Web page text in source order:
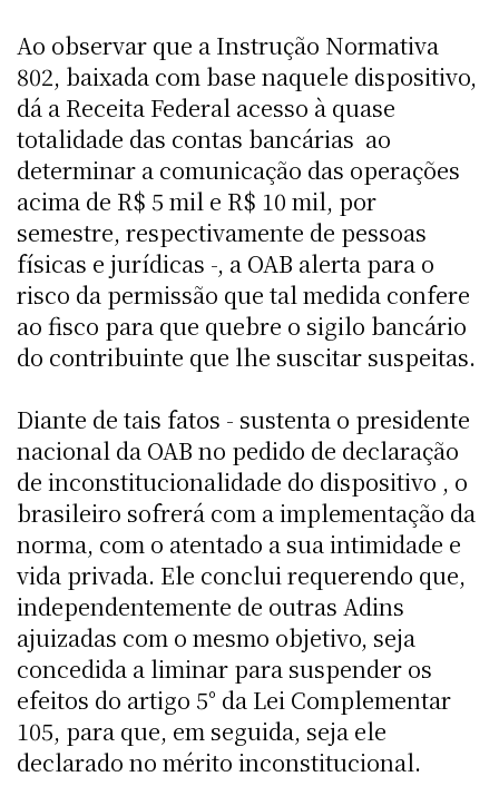
Ao observar que a Instrução Normativa
802, baixada com base naquele dispositivo,
dá a Receita Federal acesso à quase
totalidade das contas bancárias  ao
determinar a comunicação das operações
acima de R$ 5 mil e R$ 10 mil, por
semestre, respectivamente de pessoas
físicas e jurídicas -, a OAB alerta para o
risco da permissão que tal medida confere
ao fisco para que quebre o sigilo bancário
do contribuinte que lhe suscitar suspeitas.
Diante de tais fatos - sustenta o presidente
nacional da OAB no pedido de declaração
de inconstitucionalidade do dispositivo , o
brasileiro sofrerá com a implementação da
norma, com o atentado a sua intimidade e
vida privada. Ele conclui requerendo que,
independentemente de outras Adins
ajuizadas com o mesmo objetivo, seja
concedida a liminar para suspender os
efeitos do artigo 5° da Lei Complementar
105, para que, em seguida, seja ele
declarado no mérito inconstitucional.